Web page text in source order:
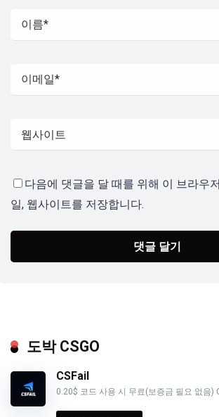
다음에 댓글을 달 때를 위해 이 브라우
일, 웹사이트를 저장합니다.
도박 CSGO
CSFail
0.20$ 코드 사용 시 무료(보증금 필요 없음)